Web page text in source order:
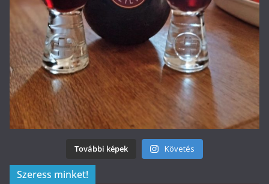
További képek Követés
Szeress minket!